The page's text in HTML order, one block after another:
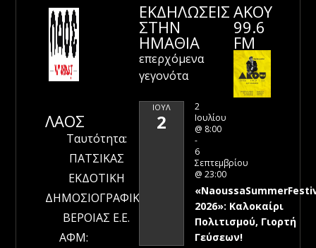
ΛΑΟΣ
Ταυτότητα:
ΠΑΤΣΙΚΑΣ
ΕΚΔΟΤΙΚΗ
ΔΗΜΟΣΙΟΓΡΑΦΙΚΗ
ΒΕΡΟΙΑΣ Ε.Ε.
ΑΦΜ:
ΕΚΔΗΛΩΣΕΙΣ
ΣΤΗΝ
ΗΜΑΘΊΑ
επερχόμενα
γεγονότα
ΙΟΎΛ
2
2
Ιουλίου
@ 8:00
-
6
Σεπτεμβρίου
@ 23:00
2026»: Καλοκαίρι
Πολιτισμού, Γιορτή
Γεύσεων!
ΑΚΟΥ
99.6
FM